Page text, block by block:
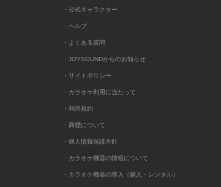
・公式キャラクター
・ヘルプ
・よくある質問
・JOYSOUNDからのお知らせ
・サイトポリシー
・カラオケ利用に当たって
・利用規約
・商標について
・個人情報保護方針
・カラオケ機器の情報について
・カラオケ機器の導入（購入・レンタル）